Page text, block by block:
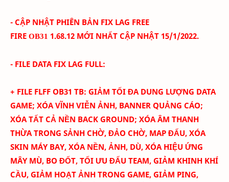
- CẬP NHẬT PHIÊN BẢN FIX LAG FREE
FIRE OB31 1.68.12 MỚI NHẤT CẬP NHẬT 15/1/2022.
- FILE DATA FIX LAG FULL:
+ FILE FLFF OB31 TB: GIẢM TỐI ĐA DUNG LƯỢNG DATA
GAME; XÓA VĨNH VIỄN ẢNH, BANNER QUẢNG CÁO;
XÓA TẤT CẢ NỀN BACK GROUND; XÓA ÂM THANH
THỪA TRONG SẢNH CHỜ, ĐẢO CHỜ, MAP ĐẤU, XÓA
SKIN MÁY BAY, XÓA NỀN, ẢNH, DÙ, XÓA HIỆU ỨNG
MÂY MÙ, BO ĐỐT, TỐI ƯU ĐẤU TEAM, GIẢM KHINH KHÍ
CẦU, GIẢM HOẠT ẢNH TRONG GAME, GIẢM PING,